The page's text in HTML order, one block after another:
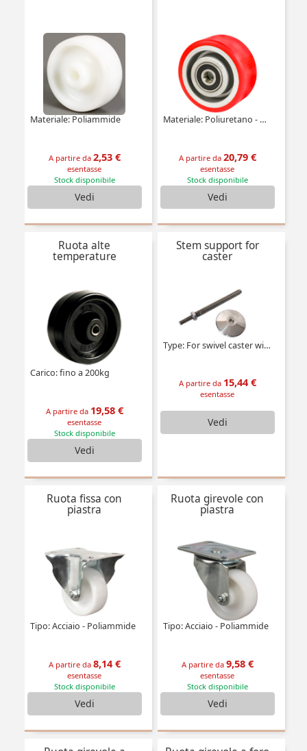
Materiale: Poliammide
A partire da 2,53 €
esentasse
Stock disponibile
Vedi
Materiale: Poliuretano - Mozzo alluminio (Ultra scorrevole)
A partire da 20,79 €
esentasse
Stock disponibile
Vedi
Ruota alte
temperature
Carico: fino a 200kg
A partire da 19,58 €
esentasse
Stock disponibile
Vedi
Stem support for
caster
Type: For swivel caster with central hole
A partire da 15,44 €
esentasse
Vedi
Ruota fissa con
piastra
Tipo: Acciaio - Poliammide
A partire da 8,14 €
esentasse
Stock disponibile
Vedi
Ruota girevole con
piastra
Tipo: Acciaio - Poliammide
A partire da 9,58 €
esentasse
Stock disponibile
Vedi